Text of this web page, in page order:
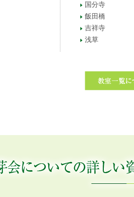
国分寺
飯田橋
吉祥寺
浅草